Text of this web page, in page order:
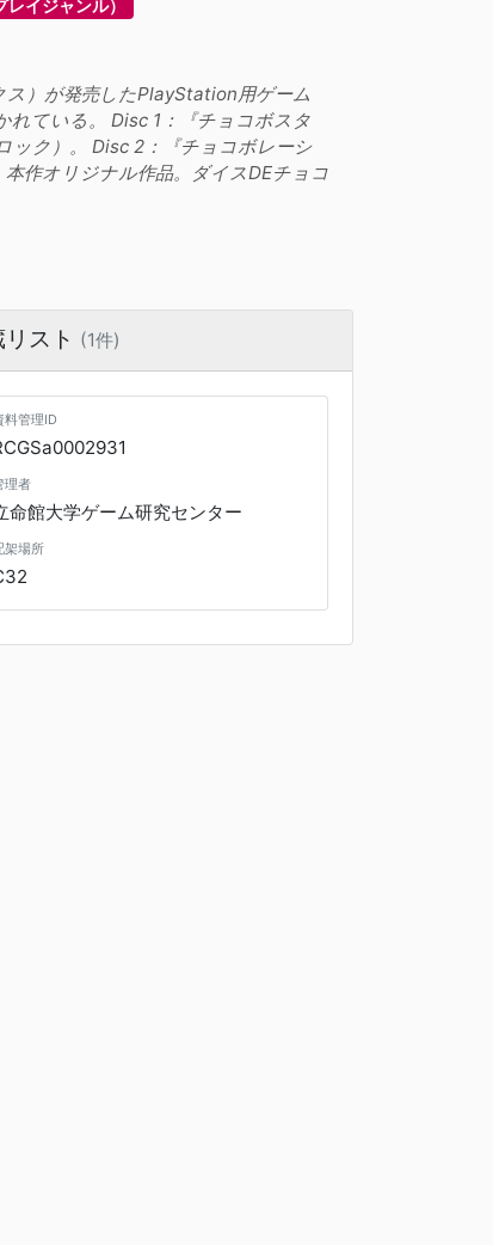
イジャンル）
）が発売したPlayStation用ゲーム
ている。 Disc 1：『チョコボスタ
ック）。 Disc 2：『チョコボレーシ
作オリジナル作品。ダイスDEチョコ
スト (1件)
料管理ID
理者
命館大学ゲーム研究センター
架場所